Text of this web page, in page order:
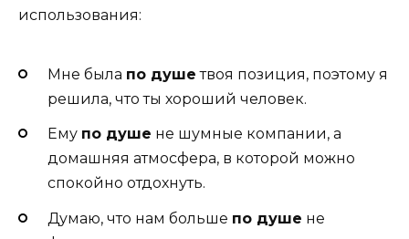
использования:
Мне была по душе твоя позиция, поэтому я
решила, что ты хороший человек.
Ему по душе не шумные компании, а
домашняя атмосфера, в которой можно
спокойно отдохнуть.
Думаю, что нам больше по душе не